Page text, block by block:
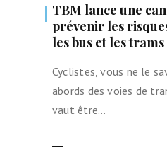
TBM lance une
prévenir les
les bus et les trams
Cyclistes, vous ne le
abords des voies de
vaut être…